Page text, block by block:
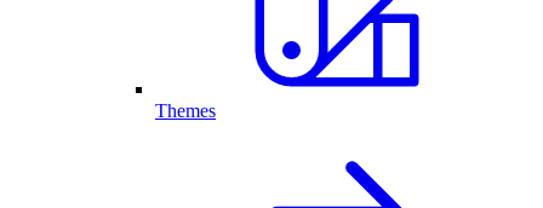
Themes